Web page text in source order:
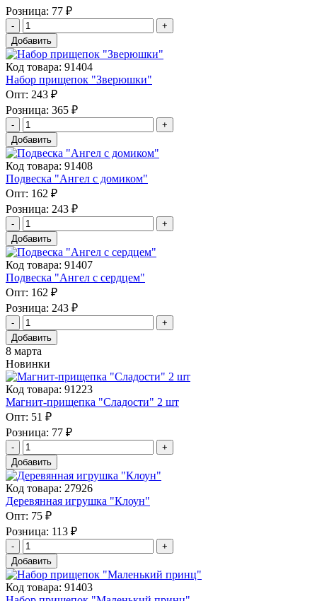
Розница: 77 ₽
Добавить
Код товара: 91404
Набор прищепок "Зверюшки"
Опт: 243 ₽
Розница: 365 ₽
Добавить
Код товара: 91408
Подвеска "Ангел с домиком"
Опт: 162 ₽
Розница: 243 ₽
Добавить
Код товара: 91407
Подвеска "Ангел с сердцем"
Опт: 162 ₽
Розница: 243 ₽
Добавить
8 марта
Новинки
Код товара: 91223
Магнит-прищепка "Сладости" 2 шт
Опт: 51 ₽
Розница: 77 ₽
Добавить
Код товара: 27926
Деревянная игрушка "Клоун"
Опт: 75 ₽
Розница: 113 ₽
Добавить
Код товара: 91403